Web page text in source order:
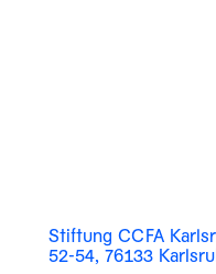
Stiftung CCFA
52-54, 76133